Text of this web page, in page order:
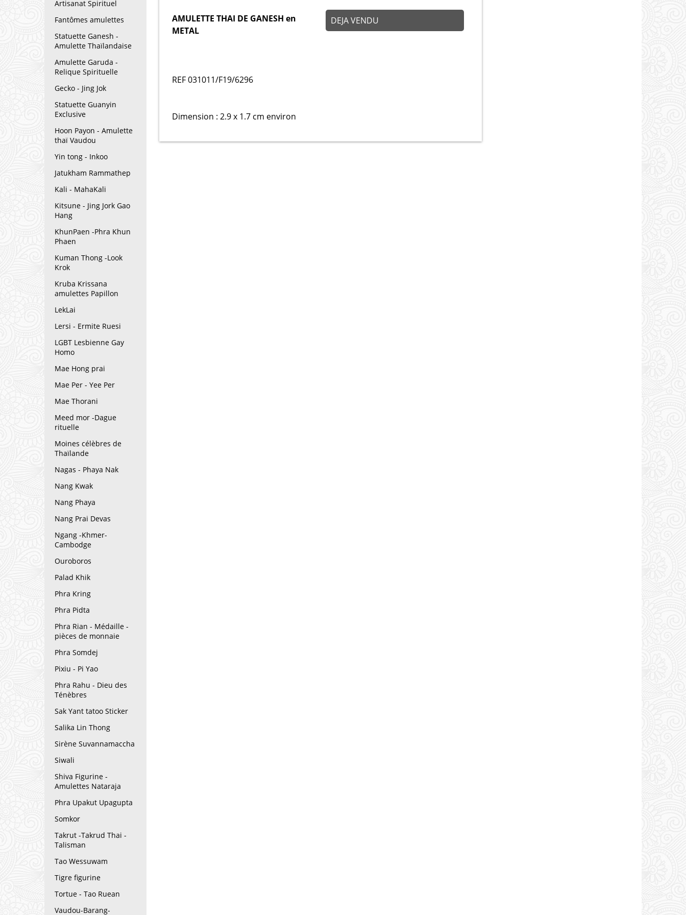
Artisanat Spirituel
Fantômes amulettes
Statuette Ganesh -
Amulette Thaïlandaise
Amulette Garuda -
Relique Spirituelle
Gecko - Jing Jok
Statuette Guanyin
Exclusive
Hoon Payon - Amulette
thaï Vaudou
Yin tong - Inkoo
Jatukham Rammathep
Kali - MahaKali
Kitsune - Jing Jork Gao
Hang
KhunPaen -Phra Khun
Phaen
Kuman Thong -Look
Krok
Kruba Krissana
amulettes Papillon
LekLai
Lersi - Ermite Ruesi
LGBT Lesbienne Gay
Homo
Mae Hong prai
Mae Per - Yee Per
Mae Thorani
Meed mor -Dague
rituelle
Moines célèbres de
Thaïlande
Nagas - Phaya Nak
Nang Kwak
Nang Phaya
Nang Prai Devas
Ngang -Khmer-
Cambodge
Ouroboros
Palad Khik
Phra Kring
Phra Pidta
Phra Rian - Médaille -
pièces de monnaie
Phra Somdej
Pixiu - Pi Yao
Phra Rahu - Dieu des
Ténèbres
Sak Yant tatoo Sticker
Salika Lin Thong
Sirène Suvannamaccha
Siwali
Shiva Figurine -
Amulettes Nataraja
Phra Upakut Upagupta
Somkor
Takrut -Takrud Thai -
Talisman
Tao Wessuwam
Tigre figurine
Tortue - Tao Ruean
Vaudou-Barang-
DEJA VENDU
AMULETTE THAI DE GANESH en
METAL
REF 031011/F19/6296
Dimension : 2.9 x 1.7 cm environ